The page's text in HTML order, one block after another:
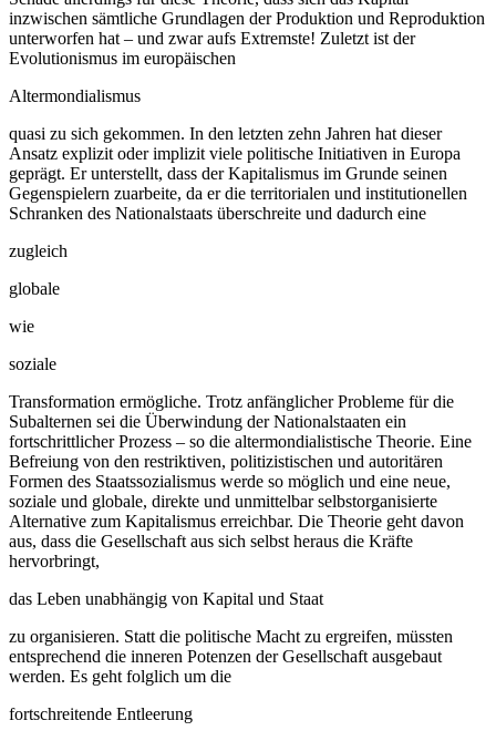
inzwischen sämtliche Grundlagen der Produktion und Reproduktion
unterworfen hat – und zwar aufs Extremste! Zuletzt ist der
Evolutionismus im europäischen
Altermondialismus
quasi zu sich gekommen. In den letzten zehn Jahren hat dieser
Ansatz explizit oder implizit viele politische Initiativen in Europa
geprägt. Er unterstellt, dass der Kapitalismus im Grunde seinen
Gegenspielern zuarbeite, da er die territorialen und institutionellen
Schranken des Nationalstaats überschreite und dadurch eine
zugleich
globale
wie
soziale
Transformation ermögliche. Trotz anfänglicher Probleme für die
Subalternen sei die Überwindung der Nationalstaaten ein
fortschrittlicher Prozess – so die altermondialistische Theorie. Eine
Befreiung von den restriktiven, politizistischen und autoritären
Formen des Staatssozialismus werde so möglich und eine neue,
soziale und globale, direkte und unmittelbar selbstorganisierte
Alternative zum Kapitalismus erreichbar. Die Theorie geht davon
aus, dass die Gesellschaft aus sich selbst heraus die Kräfte
hervorbringt,
das Leben unabhängig von Kapital und Staat
zu organisieren. Statt die politische Macht zu ergreifen, müssten
entsprechend die inneren Potenzen der Gesellschaft ausgebaut
werden. Es geht folglich um die
fortschreitende Entleerung